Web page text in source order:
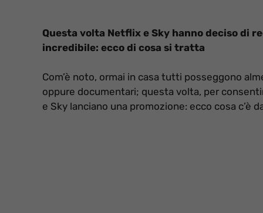
Questa volta Netflix e Sky hanno deciso di
incredibile: ecco di cosa si tratta
Com’è noto, ormai in casa tutti posseggono
oppure documentari; questa volta, per
e Sky lanciano una promozione: ecco cosa c’è